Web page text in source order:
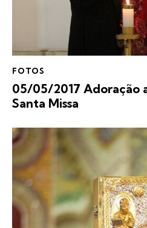
FOTOS
05/05/2017 Adoração
Santa Missa